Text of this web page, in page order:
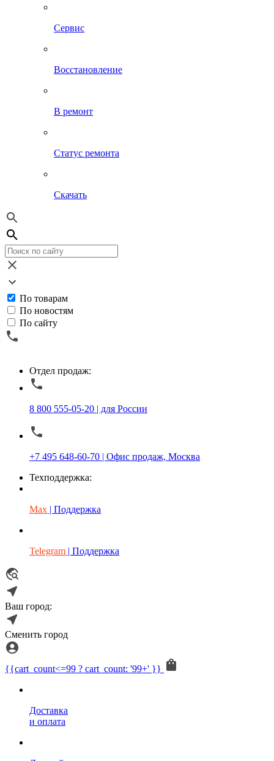
Сервис
Восстановление
В ремонт
Статус ремонта
Скачать
По товарам
По новостям
По сайту
Отдел продаж:
8 800 555-05-20 | для России
+7 495 648-60-70 | Офис продаж, Москва
Техподдержка:
Max | Поддержка
Telegram | Поддержка
Ваш город:
Сменить город
{{cart_count<=99 ? cart_count: '99+' }}
Доставка
и оплата